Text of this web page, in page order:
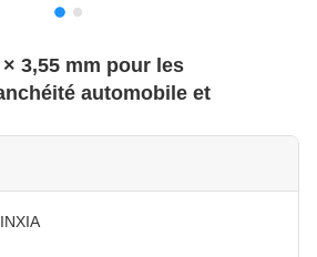
3,55 mm pour les
automobile et